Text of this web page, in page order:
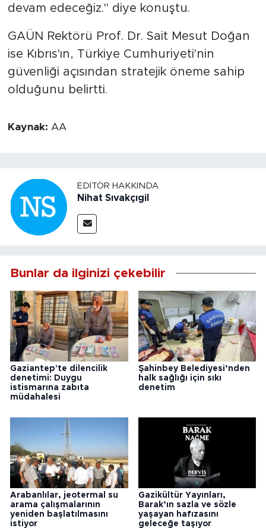
devam edeceğiz." diye konuştu.
GAÜN Rektörü Prof. Dr. Sait Mesut Doğan
ise Kıbrıs'ın, Türkiye Cumhuriyeti'nin
güvenliği açısından stratejik öneme sahip
olduğunu belirtti.
Kaynak: AA
EDITÖR HAKKINDA
Nihat Sıvakçıgil
Bunlar da ilginizi çekebilir
Gaziantep'te dilencilik
denetimi: Duygu
istismarına zabıta
müdahalesi
Şahinbey Belediyesi’nden
halk sağlığı için sıkı
denetim
Arabanlılar, jeotermal su
arama çalışmalarının
yeniden başlatılmasını
istiyor
Gazikültür Yayınları,
Barak’ın sazla ve sözle
yaşayan hafızasını
geleceğe taşıyor